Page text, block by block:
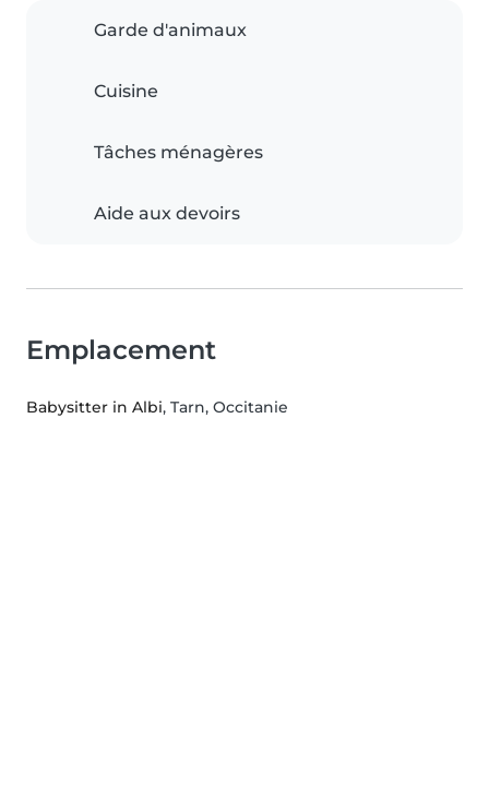
Garde d'animaux
Cuisine
Tâches ménagères
Aide aux devoirs
Emplacement
Babysitter in Albi, Tarn, Occitanie